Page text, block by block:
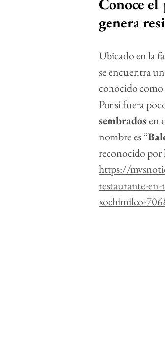
Conoce
genera
Ubicado en la
se encuentra
conocido como
Por si fuera
sembrados en
nombre es “
reconocido por
https://
restaurante-
xochimilco-